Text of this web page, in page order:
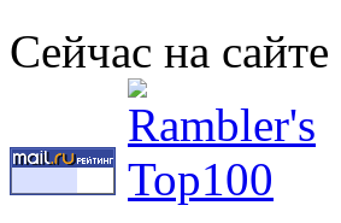
Сейчас на сайте